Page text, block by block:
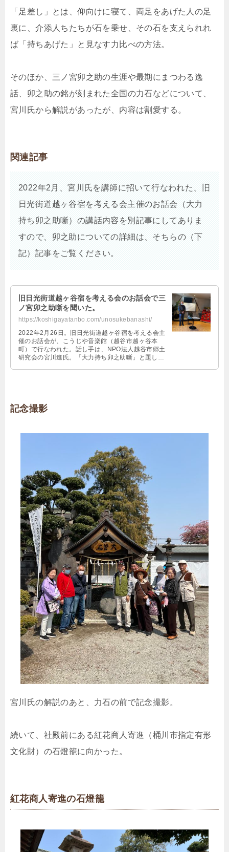
「足差し」とは、仰向けに寝て、両足をあげた人の足
裏に、介添人ちたちが石を乗せ、その石を支えられれ
ば「持ちあげた」と見なす力比べの方法。
そのほか、三ノ宮卯之助の生涯や最期にまつわる逸
話、卯之助の銘が刻まれた全国の力石などについて、
宮川氏から解説があったが、内容は割愛する。
関連記事
2022年2月、宮川氏を講師に招いて行なわれた、旧
日光街道越ヶ谷宿を考える会主催のお話会（大力
持ち卯之助噺）の講話内容を別記事にしてありま
すので、卯之助についての詳細は、そちらの（下
記）記事をご覧ください。
旧日光街道越ヶ谷宿を考える会のお話会で三
ノ宮卯之助噺を聞いた。
https://koshigayatanbo.com/unosukebanashi/
2022年2月26日。旧日光街道越ヶ谷宿を考える会主
催のお話会が、こうじや音楽館（越谷市越ヶ谷本
町）で行なわれた。話し手は、NPO法人越谷市郷土
研究会の宮川進氏。「大力持ち卯之助噺」と題し、
記念撮影
宮川氏の解説のあと、力石の前で記念撮影。
続いて、社殿前にある紅花商人寄進（桶川市指定有形
文化財）の石燈籠に向かった。
紅花商人寄進の石燈籠